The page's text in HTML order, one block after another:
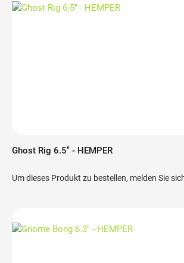
Ghost Rig 6.5" - HEMPER
Um dieses Produkt zu bestellen, melden Sie